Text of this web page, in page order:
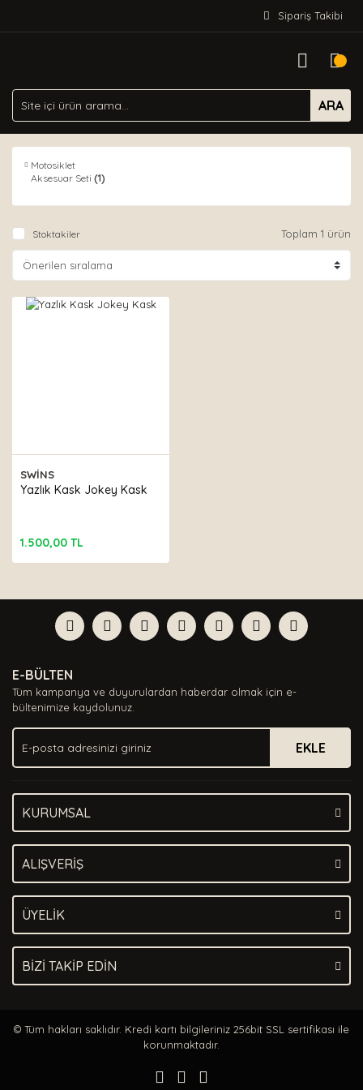
Sipariş Takibi
ARA
Motosiklet
Aksesuar Seti (1)
Stoktakiler Toplam 1 ürün
SWİNS
Yazlık Kask Jokey Kask
1.500,00 TL
E-BÜLTEN
Tüm kampanya ve duyurulardan haberdar olmak için e-
bültenimize kaydolunuz.
EKLE
KURUMSAL
ALIŞVERİŞ
ÜYELİK
BİZİ TAKİP EDİN
© Tüm hakları saklıdır. Kredi kartı bilgileriniz 256bit SSL sertifikası ile
korunmaktadır.